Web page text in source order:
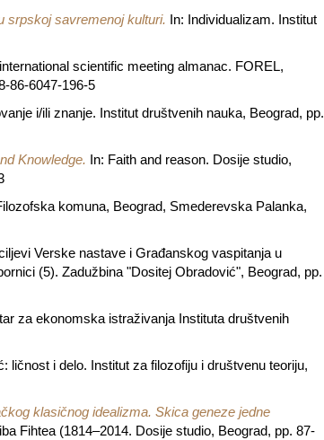
srpskoj savremenoj kulturi. In: Individualizam. Institut
scientific meeting almanac. FOREL,
86-6047-196-5
i/ili znanje. Institut društvenih nauka, Beograd, pp.
Knowledge. In: Faith and reason. Dosije studio,
komuna, Beograd, Smederevska Palanka,
Verske nastave i Građanskog vaspitanja u
(5). Zadužbina "Dositej Obradović", Beograd, pp.
za ekonomska istraživanja Instituta društvenih
ličnost i delo. Institut za filozofiju i društvenu teoriju,
klasičnog idealizma. Skica geneze jedne
Fihtea (1814–2014. Dosije studio, Beograd, pp. 87-